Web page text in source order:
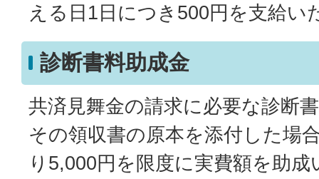
える日1日につき500円を支給い
診断書料助成金
共済見舞金の請求に必要な診断
その領収書の原本を添付した場
り5,000円を限度に実費額を助